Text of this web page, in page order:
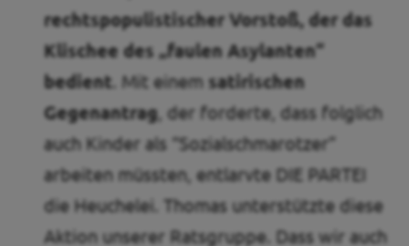
rechtspopulistischer Vorstoß, der das
Klischee des „faulen Asylanten“
bedient. Mit einem satirischen
Gegenantrag, der forderte, dass folglich
auch Kinder als “Sozialschmarotzer”
arbeiten müssten, entlarvte DIE PARTEI
die Heuchelei. Thomas unterstützte diese
Aktion unserer Ratsgruppe. Dass wir auch